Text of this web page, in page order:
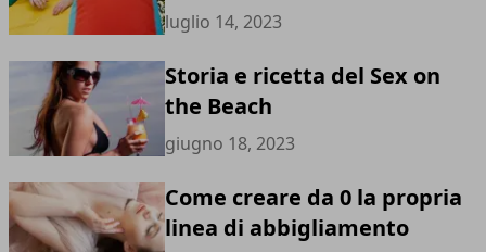
luglio 14, 2023
Storia e ricetta del Sex on
the Beach
giugno 18, 2023
Come creare da 0 la propria
linea di abbigliamento